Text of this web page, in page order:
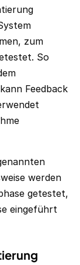
zum
So
Feedback
werden
getestet,
eingeführt